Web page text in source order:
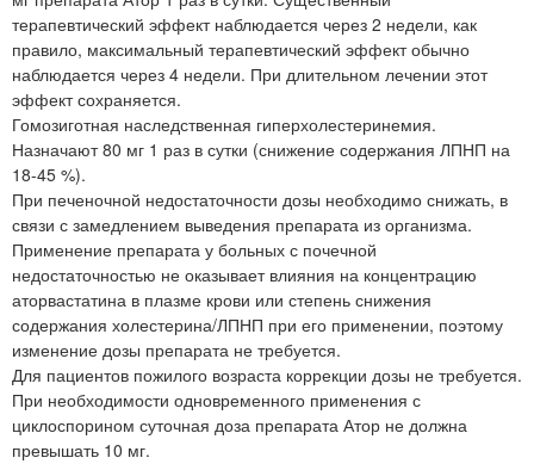
терапевтический эффект наблюдается через 2 недели, как
правило, максимальный терапевтический эффект обычно
наблюдается через 4 недели. При длительном лечении этот
эффект сохраняется.
Гомозиготная наследственная гиперхолестеринемия.
Назначают 80 мг 1 раз в сутки (снижение содержания ЛПНП на
18-45 %).
При печеночной недостаточности дозы необходимо снижать, в
связи с замедлением выведения препарата из организма.
Применение препарата у больных с почечной
недостаточностью не оказывает влияния на концентрацию
аторвастатина в плазме крови или степень снижения
содержания холестерина/ЛПНП при его применении, поэтому
изменение дозы препарата не требуется.
Для пациентов пожилого возраста коррекции дозы не требуется.
При необходимости одновременного применения с
циклоспорином суточная доза препарата Атор не должна
превышать 10 мг.